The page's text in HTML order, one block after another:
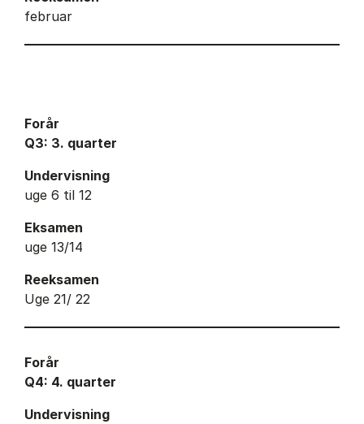
februar
Forår
Q3: 3. quarter
Undervisning
uge 6 til 12
Eksamen
uge 13/14
Reeksamen
Uge 21/ 22
Forår
Q4: 4. quarter
Undervisning